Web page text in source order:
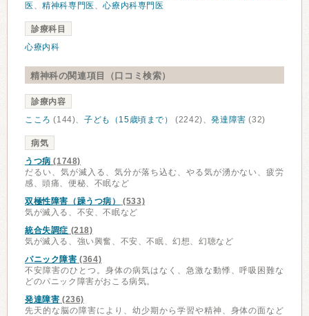
医 、精神科専門医 、心療内科専門医
診療科目
心療内科
精神科の関連項目（口コミ検索）
診療内容
こころ (144)、子ども（15歳頃まで） (2242)、発達障害 (32)
病気
うつ病 (1748)
だるい、気が滅入る、気分が落ち込む、やる気が湧かない、疲労
感、頭痛、便秘、不眠など
双極性障害（躁うつ病）
(533)
気が滅入る、不安、不眠など
統合失調症 (218)
気が滅入る、強い興奮、不安、不眠、幻想、幻聴など
パニック障害 (364)
不安障害のひとつ。身体の病気はなく、急激な動悸、呼吸困難な
どのパニック障害がおこる病気。
発達障害 (236)
先天的な脳の障害により、幼少期から学習や精神、身体の面など